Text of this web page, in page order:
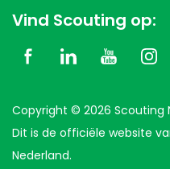
Vind Scouting op:
Copyright © 2026 Scouting
Dit is de officiële website
Nederland.